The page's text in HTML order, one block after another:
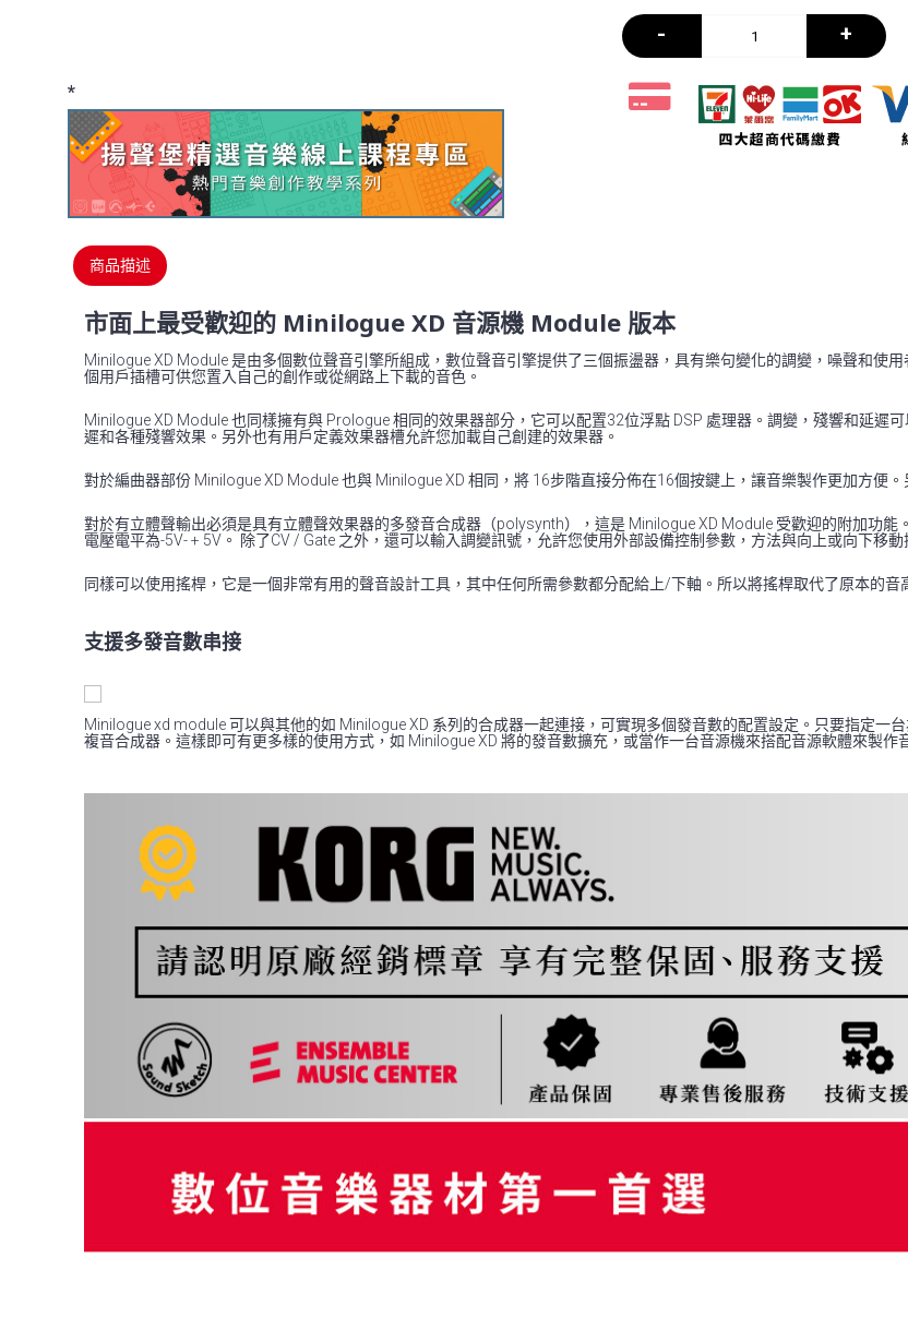
*
- +
商品描述
市面上最受歡迎的 Minilogue XD 音源機 Module 版本
Minilogue XD Module 是由多個數位聲音引擎所組成，數位聲音引擎提供了三個振盪器，具有樂句變化的調變，噪聲和使
個用戶插槽可供您置入自己的創作或從網路上下載的音色。
Minilogue XD Module 也同樣擁有與 Prologue 相同的效果器部分，它可以配置32位浮點 DSP 處理器。調變，殘響和延遲
遲和各種殘響效果。另外也有用戶定義效果器槽允許您加載自己創建的效果器。
對於編曲器部份 Minilogue XD Module 也與 Minilogue XD 相同，將 16步階直接分佈在16個按鍵上，讓音樂製作更加方便
對於有立體聲輸出必須是具有立體聲效果器的多發音合成器（polysynth），這是 Minilogue XD Module 受歡迎的附加功能
電壓電平為-5V- + 5V。 除了CV / Gate 之外，還可以輸入調變訊號，允許您使用外部設備控制參數，方法與向上或向下移動
同樣可以使用搖桿，它是一個非常有用的聲音設計工具，其中任何所需參數都分配給上/下軸。所以將搖桿取代了原本的音
支援多發音數串接
Minilogue xd module 可以與其他的如 Minilogue XD 系列的合成器一起連接，可實現多個發音數的配置設定。只要指定一
複音合成器。這樣即可有更多樣的使用方式，如 Minilogue XD 將的發音數擴充，或當作一台音源機來搭配音源軟體來製作